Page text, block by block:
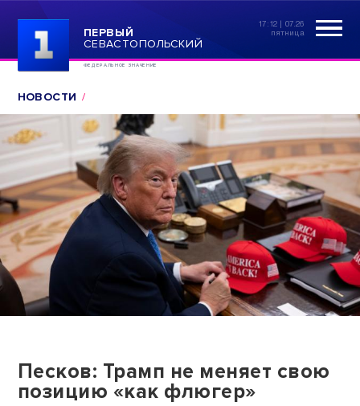
ПЕРВЫЙ
СЕВАСТОПОЛЬСКИЙ
ФЕДЕРАЛЬНОЕ ЗНАЧЕНИЕ
17:12 | 07.26
пятница
НОВОСТИ
Песков: Трамп не меняет свою
позицию «как флюгер»